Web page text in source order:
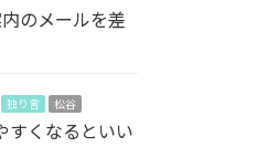
のメールを差
独り言 松谷
すくなるといい